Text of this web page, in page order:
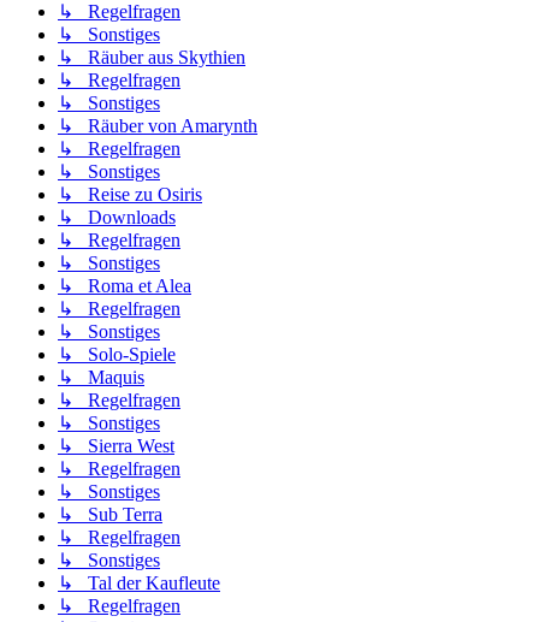
↳ Regelfragen
↳ Sonstiges
↳ Räuber aus Skythien
↳ Regelfragen
↳ Sonstiges
↳ Räuber von Amarynth
↳ Regelfragen
↳ Sonstiges
↳ Reise zu Osiris
↳ Downloads
↳ Regelfragen
↳ Sonstiges
↳ Roma et Alea
↳ Regelfragen
↳ Sonstiges
↳ Solo-Spiele
↳ Maquis
↳ Regelfragen
↳ Sonstiges
↳ Sierra West
↳ Regelfragen
↳ Sonstiges
↳ Sub Terra
↳ Regelfragen
↳ Sonstiges
↳ Tal der Kaufleute
↳ Regelfragen